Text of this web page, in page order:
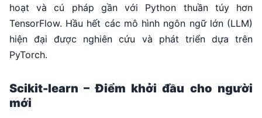
hoạt và cú pháp gần với Python thuần túy hơn
TensorFlow. Hầu hết các mô hình ngôn ngữ lớn (LLM)
hiện đại được nghiên cứu và phát triển dựa trên
PyTorch.
Scikit-learn – Điểm khởi đầu cho người
mới